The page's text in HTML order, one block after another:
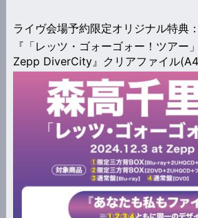
ライヴ会場予約限定オリジナル特典：
『「レッツ・ゴォーゴォー！ツアー
Zepp DiverCity』クリアファイル